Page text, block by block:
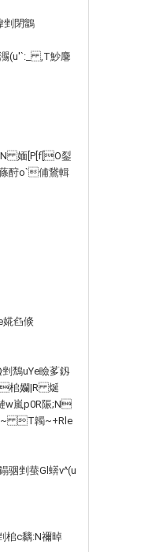
閉鶹
瀃(u'`:_ ,T魦麐
媔[P[f[O銐
酧o`俌鵞輯
婲 臽倐
剉鵚uYe瞼茤釼
桘孄|R 烻
w嵐p0R陙;N
T韣~+Rle
骃剉蛬Gl蠎 v^(u
c黐:N禰晫